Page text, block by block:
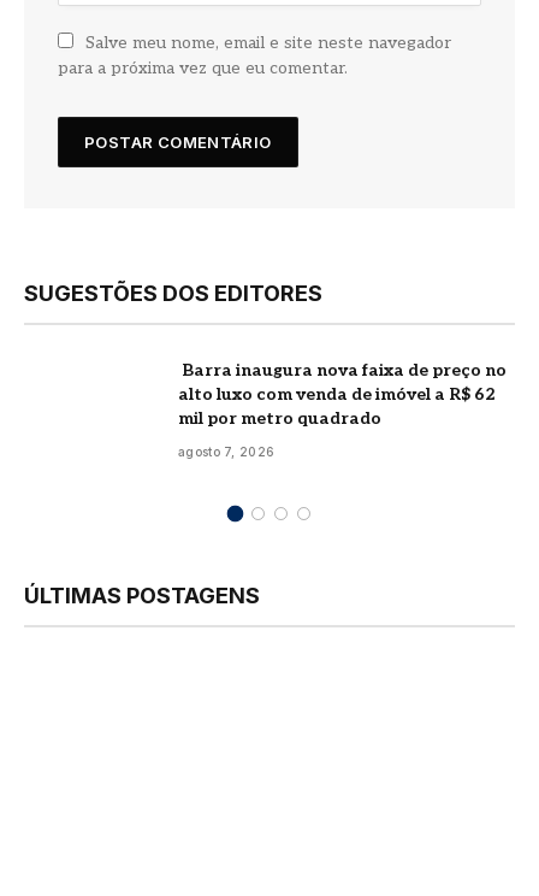
Salve meu nome, email e site neste navegador
para a próxima vez que eu comentar.
SUGESTÕES DOS EDITORES
Barra inaugura nova faixa de preço no
alto luxo com venda de imóvel a R$ 62
mil por metro quadrado
agosto 7, 2026
ÚLTIMAS POSTAGENS